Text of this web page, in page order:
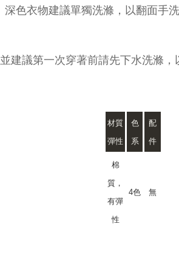
深色衣物建議單獨洗滌，以翻面手
並建議第一次穿著前請先下水洗滌
材質
彈性
色
系
配
件
棉
質，
有彈
性
4色 無